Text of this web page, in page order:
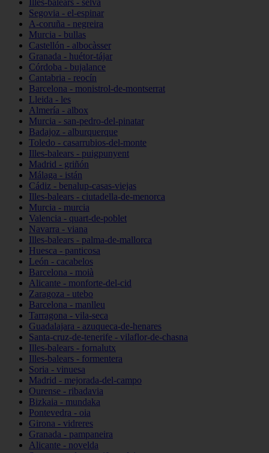
Illes-balears - selva
Segovia - el-espinar
A-coruña - negreira
Murcia - bullas
Castellón - albocàsser
Granada - huétor-tájar
Córdoba - bujalance
Cantabria - reocín
Barcelona - monistrol-de-montserrat
Lleida - les
Almería - albox
Murcia - san-pedro-del-pinatar
Badajoz - alburquerque
Toledo - casarrubios-del-monte
Illes-balears - puigpunyent
Madrid - griñón
Málaga - istán
Cádiz - benalup-casas-viejas
Illes-balears - ciutadella-de-menorca
Murcia - murcia
Valencia - quart-de-poblet
Navarra - viana
Illes-balears - palma-de-mallorca
Huesca - panticosa
León - cacabelos
Barcelona - moià
Alicante - monforte-del-cid
Zaragoza - utebo
Barcelona - manlleu
Tarragona - vila-seca
Guadalajara - azuqueca-de-henares
Santa-cruz-de-tenerife - vilaflor-de-chasna
Illes-balears - fornalutx
Illes-balears - formentera
Soria - vinuesa
Madrid - mejorada-del-campo
Ourense - ribadavia
Bizkaia - mundaka
Pontevedra - oia
Girona - vidreres
Granada - pampaneira
Alicante - novelda